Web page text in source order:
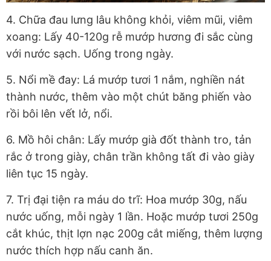
4. Chữa đau lưng lâu không khỏi, viêm mũi, viêm
xoang: Lấy 40-120g rễ mướp hương đi sắc cùng
với nước sạch. Uống trong ngày.
5. Nổi mề đay: Lá mướp tươi 1 nắm, nghiền nát
thành nước, thêm vào một chút băng phiến vào
rồi bôi lên vết lở, nổi.
6. Mồ hôi chân: Lấy mướp già đốt thành tro, tản
rắc ở trong giày, chân trần không tất đi vào giày
liên tục 15 ngày.
7. Trị đại tiện ra máu do trĩ: Hoa mướp 30g, nấu
nước uống, mỗi ngày 1 lần. Hoặc mướp tươi 250g
cắt khúc, thịt lợn nạc 200g cắt miếng, thêm lượng
nước thích hợp nấu canh ăn.